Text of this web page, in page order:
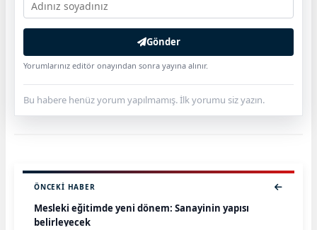
Gönder
Yorumlarınız editör onayından sonra yayına alınır.
Bu habere henüz yorum yapılmamış. İlk yorumu siz yazın.
ÖNCEKI HABER
Mesleki eğitimde yeni dönem: Sanayinin yapısı
belirleyecek